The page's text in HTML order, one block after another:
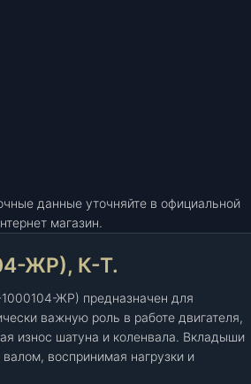
данные уточняйте в официальной
магазин.
ЖР), К-Т.
ЖР) предназначен для
важную роль в работе двигателя,
износ шатуна и коленвала. Вкладыши
воспринимая нагрузки и